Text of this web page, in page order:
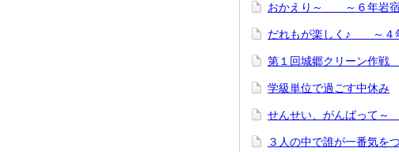
おかえり～ ～６年岩宿
だれもが楽しく♪ ～４
第１回城郷クリーン作
学級単位で過ごす中休み
せんせい、がんばって
３人の中で誰が一番気を